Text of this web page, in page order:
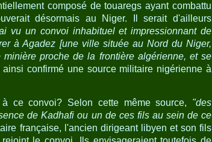
composé de touaregs ayant combattu
désormais au Niger. Il serait d'ailleurs
vu un convoi inhabituel et impressionnant de
à Agadez [une ville située au Nord du Niger,
proche de la frontière algérienne, et se
ainsi confirmé une source militaire nigérienne à
ce convoi? Selon cette même source, "des
de Kadhafi ou un de ces fils au sein de ce
française, l'ancien dirigeant libyen et son fils